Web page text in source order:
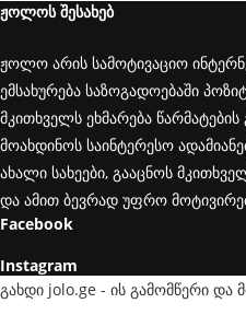
ჟოლოს შესახებ
ჟოლო არის სამოტივაციო
ემსახურება საზოგადოებაში
მკითხველს ეხმარება
მოახდინოს საინტერესო
ახალი სახეები, გააცნოს
და ამით ბევრად უფრო
Facebook
Instagram
გახდი jolo.ge - ის გამომწერი და